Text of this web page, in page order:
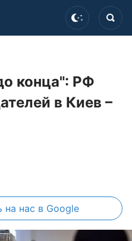
конца": РФ
в Киев –
на нас в Google